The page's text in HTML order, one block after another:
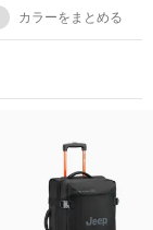
カラーをまとめる